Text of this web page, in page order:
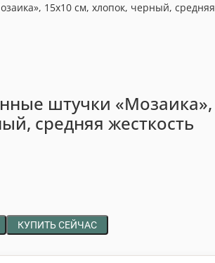
15х10 см, хлопок, черный, средняя
штучки «Мозаика»,
средняя жесткость
КУПИТЬ СЕЙЧАС